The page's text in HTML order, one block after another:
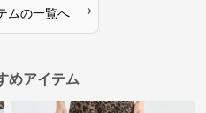
ムの一覧へ ›
めアイテム